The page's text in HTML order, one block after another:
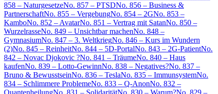
858 – NaturgesetzeNo. 857 – PTSDNo. 856 – Business &
PartnerschaftNo. 855 – VergebungNo. 854 – 2GNo. 853 –
KamboNo. 852 – AvatarNo. 851 – Vertrag mit SatanNo. 850 –
WurzelrasseNo. 849 – Unsichtbar machenNo. 848 –
GymnasiumNo. 847 – 3. WeltkriegNo. 846 – Kurs im Wundern
(2)No. 845 – ReinheitNo. 844 – 5D-PortalNo. 843 – 2G-PatientNo.
842 – Novac Djokovic ?No. 841 – TräumeNo. 840 – Haus
kaufenNo. 839 – Lotto-GewinnNo. 838 – Negatives?No. 837 –
Bruno & BewusstseinNo. 836 – TeslaNo. 835 – ImmunsystemNo.
834 – Schlimmere ProblemeNo. 833 – Q-AnonNo. 832 –
QuantenheilungNo. 831 – SolidaritätNo. 830 – Warum?No. 829 –